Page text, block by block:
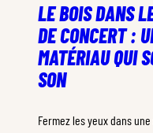
LE BOIS DANS
DE CONCERT :
MATÉRIAU QUI
SON
Fermez les yeux dans